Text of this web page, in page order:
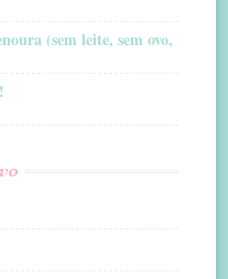
(sem leite, sem ovo,